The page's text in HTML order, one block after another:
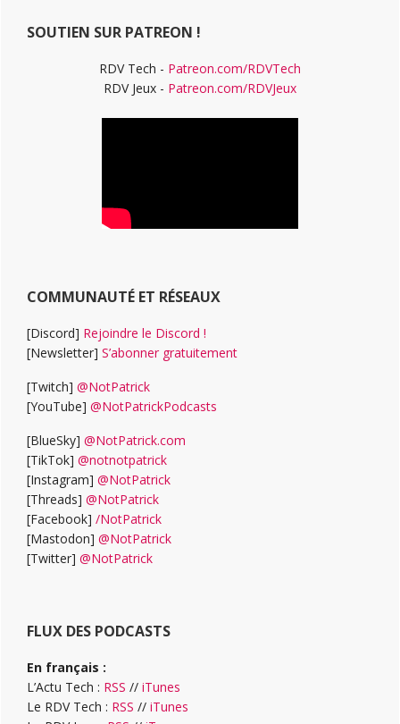
SOUTIEN SUR PATREON !
RDV Tech - Patreon.com/RDVTech
RDV Jeux - Patreon.com/RDVJeux
COMMUNAUTÉ ET RÉSEAUX
[Discord] Rejoindre le Discord !
[Newsletter] S’abonner gratuitement
[Twitch] @NotPatrick
[YouTube] @NotPatrickPodcasts
[BlueSky] @NotPatrick.com
[TikTok] @notnotpatrick
[Instagram] @NotPatrick
[Threads] @NotPatrick
[Facebook] /NotPatrick
[Mastodon] @NotPatrick
[Twitter] @NotPatrick
FLUX DES PODCASTS
En français :
L’Actu Tech : RSS // iTunes
Le RDV Tech : RSS // iTunes